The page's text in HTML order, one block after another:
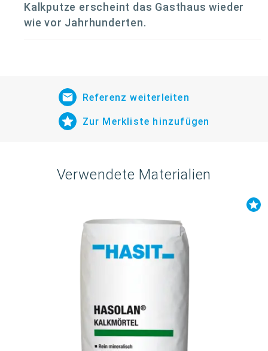
Kalkputze erscheint das Gasthaus wieder
wie vor Jahrhunderten.
Referenz weiterleiten
Zur Merkliste hinzufügen
Verwendete Materialien